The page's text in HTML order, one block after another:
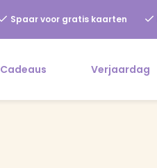
Spaar voor gratis kaarten
Cadeaus Verjaardag